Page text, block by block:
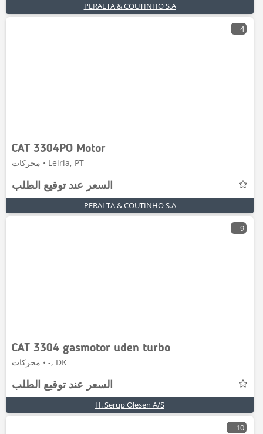
PERALTA & COUTINHO S.A
4
CAT 3304PO Motor
محركات • Leiria, PT
السعر عند توقيع الطلب
PERALTA & COUTINHO S.A
9
CAT 3304 gasmotor uden turbo
محركات • -, DK
السعر عند توقيع الطلب
H. Serup Olesen A/S
10